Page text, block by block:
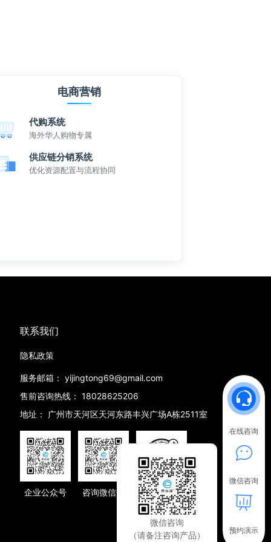
电商营销
代购系统
海外华人购物专属
供应链分销系统
优化资源配置与流程协同
在线咨询
微信咨询
微信咨询
（请备注咨询产品）
预约演示
联系我们
隐私政策
服务邮箱： yijingtong69@gmail.com
售前咨询热线： 18028625206
地址：
广州市天河区天河东路丰兴广场A栋2511室
企业公众号 咨询微信号 抖音号